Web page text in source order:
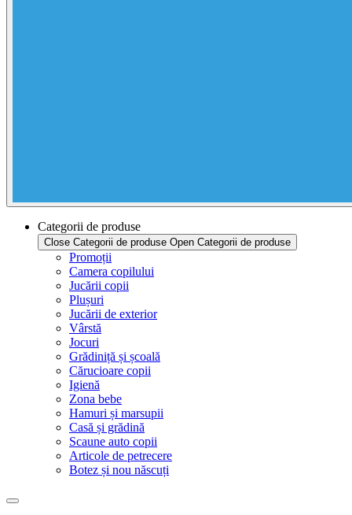
Categorii de produse
Close Categorii de produse Open Categorii de produse
Promoții
Camera copilului
Jucării copii
Plușuri
Jucării de exterior
Vârstă
Jocuri
Grădiniță și școală
Cărucioare copii
Igienă
Zona bebe
Hamuri și marsupii
Casă și grădină
Scaune auto copii
Articole de petrecere
Botez și nou născuți